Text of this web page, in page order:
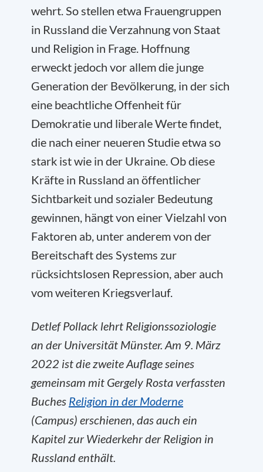
wehrt. So stellen etwa Frauengruppen
in Russland die Verzahnung von Staat
und Religion in Frage. Hoffnung
erweckt jedoch vor allem die junge
Generation der Bevölkerung, in der sich
eine beachtliche Offenheit für
Demokratie und liberale Werte findet,
die nach einer neueren Studie etwa so
stark ist wie in der Ukraine. Ob diese
Kräfte in Russland an öffentlicher
Sichtbarkeit und sozialer Bedeutung
gewinnen, hängt von einer Vielzahl von
Faktoren ab, unter anderem von der
Bereitschaft des Systems zur
rücksichtslosen Repression, aber auch
vom weiteren Kriegsverlauf.
Detlef Pollack lehrt Religionssoziologie
an der Universität Münster. Am 9. März
2022 ist die zweite Auflage seines
gemeinsam mit Gergely Rosta verfassten
Buches Religion in der Moderne
(Campus) erschienen, das auch ein
Kapitel zur Wiederkehr der Religion in
Russland enthält.